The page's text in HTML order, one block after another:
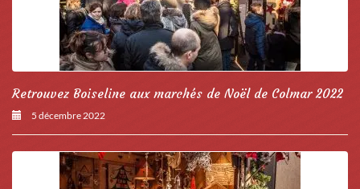
Retrouvez Boiseline aux marchés de Noël de Colmar 2022
5 décembre 2022